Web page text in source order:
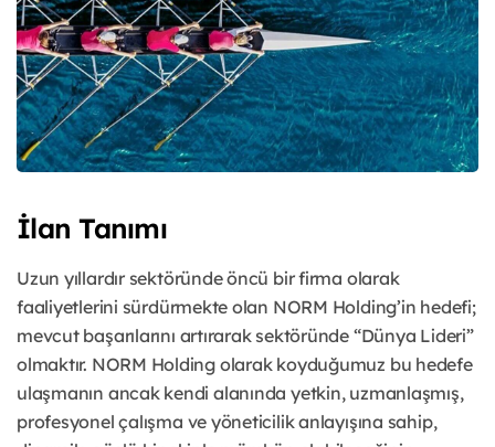
İlan Tanımı
Uzun yıllardır sektöründe öncü bir firma olarak
faaliyetlerini sürdürmekte olan NORM Holding’in hedefi;
mevcut başarılarını artırarak sektöründe “Dünya Lideri”
olmaktır. NORM Holding olarak koyduğumuz bu hedefe
ulaşmanın ancak kendi alanında yetkin, uzmanlaşmış,
profesyonel çalışma ve yöneticilik anlayışına sahip,